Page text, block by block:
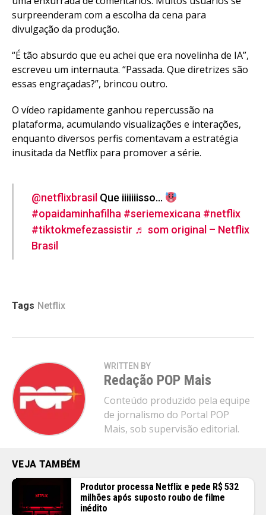
surpreenderam com a escolha da cena para
divulgação da produção.
“É tão absurdo que eu achei que era novelinha de IA”,
escreveu um internauta. “Passada. Que diretrizes são
essas engraçadas?”, brincou outro.
O vídeo rapidamente ganhou repercussão na
plataforma, acumulando visualizações e interações,
enquanto diversos perfis comentavam a estratégia
inusitada da Netflix para promover a série.
@netflixbrasil Que iiiiiiisso…
#opaidaminhafilha #seriemexicana #netflix
#tiktokmefezassistir ♬ som original – Netflix
Brasil
Tags Netflix
WRITTEN BY
Redação POP Mais
Conteúdo produzido pela equipe
de jornalismo do Portal POP
Mais, sob supervisão editorial.
VEJA TAMBÉM
Produtor processa Netflix e pede R$ 532
milhões após suposto roubo de filme
inédito